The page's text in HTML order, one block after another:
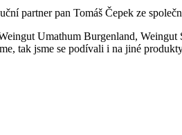
partner pan Tomáš Čepek ze
Umathum Burgenland,
tak jsme se podívali i na jiné